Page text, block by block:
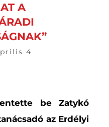
A
4
be Zatykó
az Erdélyi